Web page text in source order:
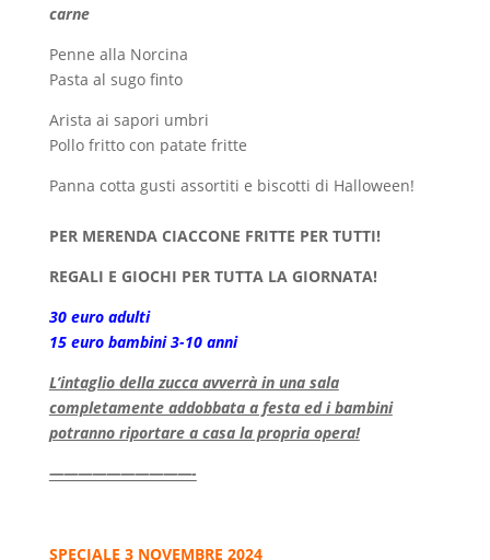
carne
Penne alla Norcina
Pasta al sugo finto
Arista ai sapori umbri
Pollo fritto con patate fritte
Panna cotta gusti assortiti e biscotti di Halloween!
PER MERENDA CIACCONE FRITTE PER TUTTI!
REGALI E GIOCHI PER TUTTA LA GIORNATA!
30 euro adulti
15 euro bambini 3-10 anni
L’intaglio della zucca avverrà in una sala
completamente addobbata a festa ed i bambini
potranno riportare a casa la propria opera!
——————————-
SPECIALE 3 NOVEMBRE 2024